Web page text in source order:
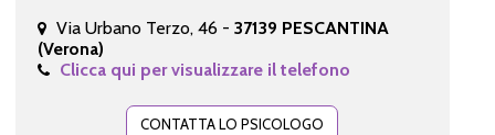
Via Urbano Terzo, 46 - 37139 PESCANTINA
(Verona)
Clicca qui per visualizzare il telefono
CONTATTA LO PSICOLOGO